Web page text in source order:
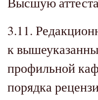
3.11.
к
профильной
порядка